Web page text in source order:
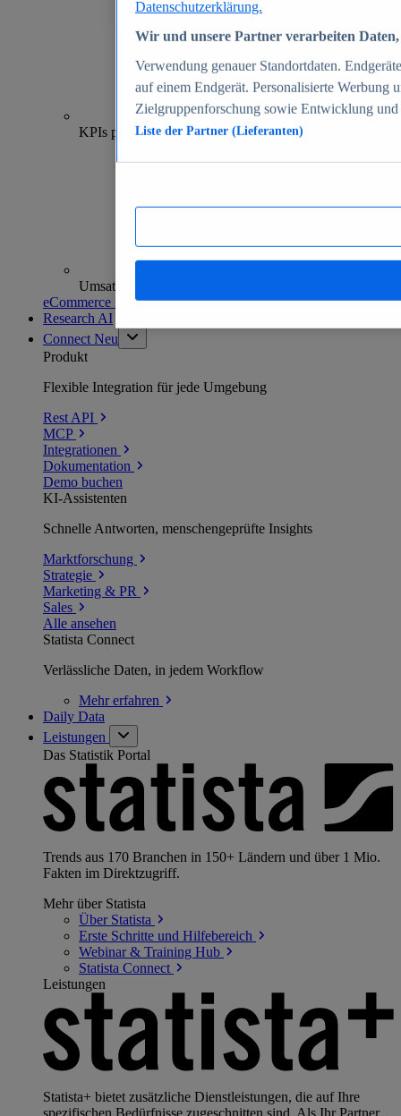
70+
KPIs pro Shop
Umsatzanalysen und -prognosen
eCommerce Insights entdecken
Research AI
Connect Neu
Produkt
Flexible Integration für jede Umgebung
Rest API
MCP
Integrationen
Dokumentation
Demo buchen
KI-Assistenten
Schnelle Antworten, menschengeprüfte Insights
Marktforschung
Strategie
Marketing & PR
Sales
Alle ansehen
Statista Connect
Verlässliche Daten, in jedem Workflow
Mehrerfahren
Daily Data
Leistungen
Das Statistik Portal
Trends aus 170 Branchen in 150+ Ländern und über 1 Mio.
Fakten im Direktzugriff.
Mehr über Statista
Über Statista
Erste Schritte und Hilfebereich
Webinar & Training Hub
Statista Connect
Leistungen
Statista+ bietet zusätzliche Dienstleistungen, die auf Ihre
spezifischen Bedürfnisse zugeschnitten sind. Als Ihr Partner
Datenschutzerklärung.
Wir und unsere Partner verarbeiten
Verwendung genauer Standortdaten.
auf einem Endgerät. Personalisierte Werbung
Zielgruppenforschung sowie Entwicklung
Liste der Partner (Lieferanten)